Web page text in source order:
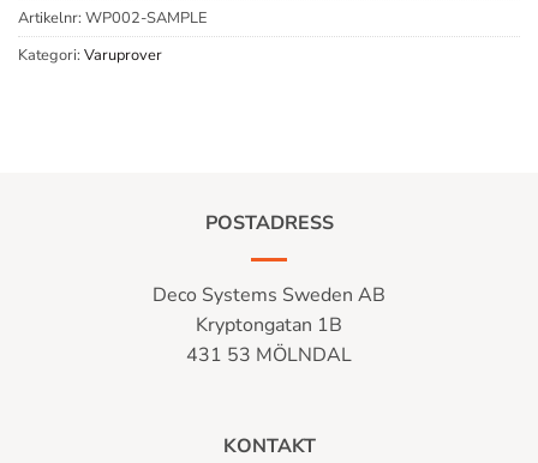
Artikelnr: WP002-SAMPLE
Kategori: Varuprover
POSTADRESS
Deco Systems Sweden AB
Kryptongatan 1B
431 53 MÖLNDAL
KONTAKT